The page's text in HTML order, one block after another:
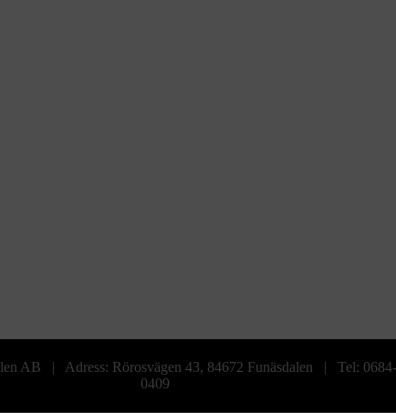
AB | Adress: Rörosvägen 43, 84672 Funäsdalen | Tel:
0409